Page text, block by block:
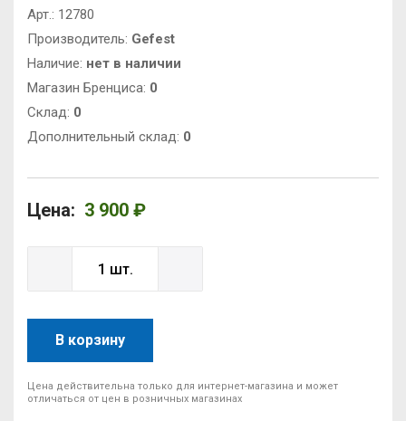
Арт.: 12780
Производитель: Gefest
Наличие: нет в наличии
Магазин Бренциса: 0
Cклад: 0
Дополнительный склад: 0
Цена: 3 900 ₽
В корзину
Цена действительна только для интернет-магазина и может
отличаться от цен в розничных магазинах